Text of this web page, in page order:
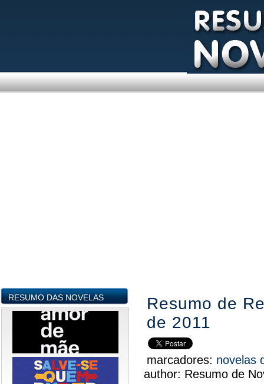
RESUMO DAS NOVELAS
Resumo de
de 2011
marcadores: novelas
author: Resumo de